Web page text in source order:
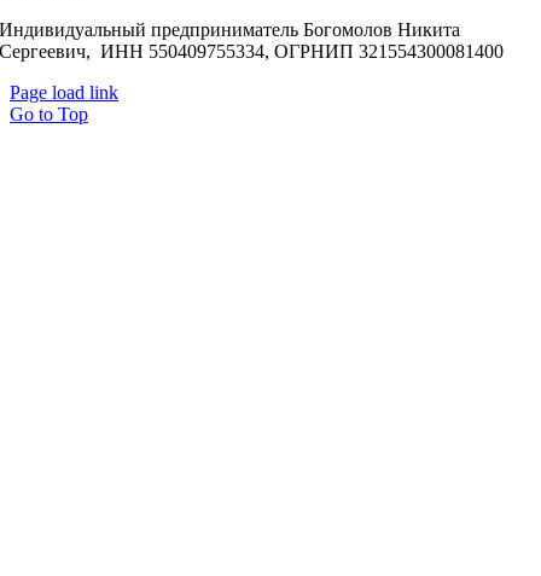
Индивидуальный предприниматель Богомолов Никита
Сергеевич, ИНН 550409755334, ОГРНИП 321554300081400
Page load link
Go to Top